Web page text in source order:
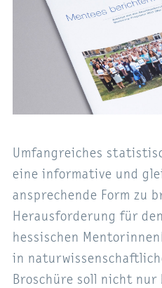
Umfangreiches
eine informative und
ansprechende Form zu
Herausforderung für
hessischen
in
Broschüre soll nicht